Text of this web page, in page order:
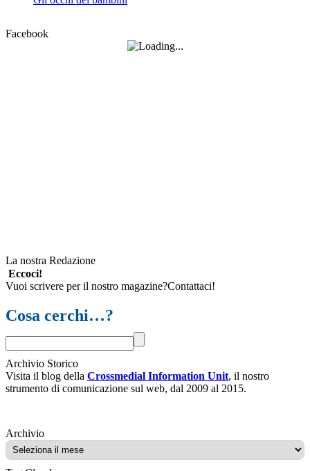
Facebook
La nostra Redazione
Eccoci!
Vuoi scrivere per il nostro magazine?Contattaci!
Cosa cerchi…?
Archivio Storico
Visita il blog della Crossmedial Information Unit, il nostro
strumento di comunicazione sul web, dal 2009 al 2015.
ArchivioArchivio